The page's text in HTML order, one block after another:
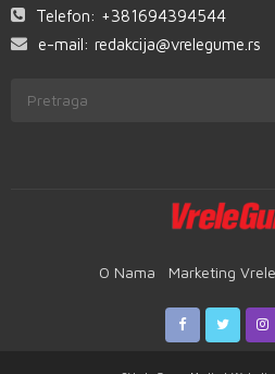
Telefon: +381694394544
e-mail: redakcija@vrelegume.rs
O Nama Marketing